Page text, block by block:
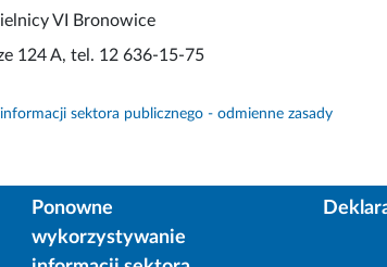
VI Bronowice
124 A, tel. 12 636-15-75
sektora publicznego - odmienne zasady
Ponowne
wykorzystywanie